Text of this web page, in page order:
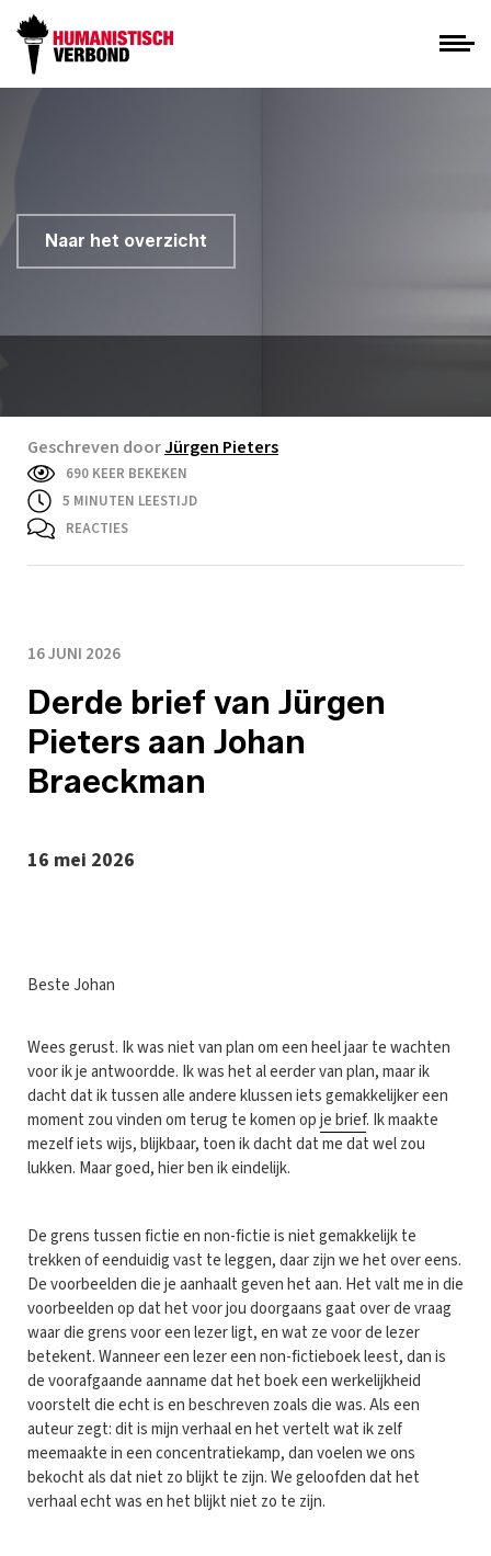
Naar het overzicht
Geschreven doorJürgen Pieters
690 KEER BEKEKEN
5 MINUTEN LEESTIJD
REACTIES
16 JUNI 2026
Derde brief van Jürgen
Pieters aan Johan
Braeckman
16 mei 2026
Beste Johan
Wees gerust. Ik was niet van plan om een heel jaar te wachten
voor ik je antwoordde. Ik was het al eerder van plan, maar ik
dacht dat ik tussen alle andere klussen iets gemakkelijker een
moment zou vinden om terug te komen opje brief. Ik maakte
mezelf iets wijs, blijkbaar, toen ik dacht dat me dat wel zou
lukken. Maar goed, hier ben ik eindelijk.
De grens tussen fictie en non-fictie is niet gemakkelijk te
trekken of eenduidig vast te leggen, daar zijn we het over eens.
De voorbeelden die je aanhaalt geven het aan. Het valt me in die
voorbeelden op dat het voor jou doorgaans gaat over de vraag
waar die grens voor een lezer ligt, en wat ze voor de lezer
betekent. Wanneer een lezer een non-fictieboek leest, dan is
de voorafgaande aanname dat het boek een werkelijkheid
voorstelt die echt is en beschreven zoals die was. Als een
auteur zegt: dit is mijn verhaal en het vertelt wat ik zelf
meemaakte in een concentratiekamp, dan voelen we ons
bekocht als dat niet zo blijkt te zijn. We geloofden dat het
verhaal echt was en het blijkt niet zo te zijn.